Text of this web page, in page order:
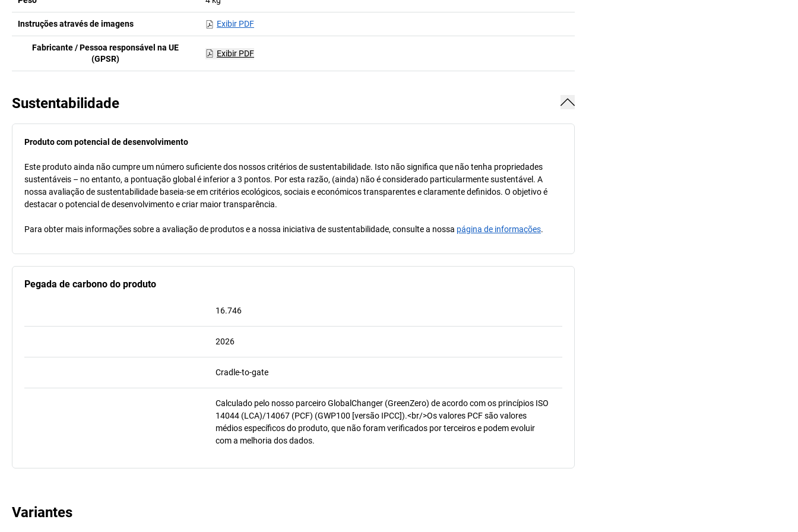
Instruções através de imagens Exibir PDF
Fabricante / Pessoa responsável na UE
(GPSR)
Exibir PDF
Sustentabilidade
Produto com potencial de desenvolvimento
Este produto ainda não cumpre um número suficiente dos nossos critérios de sustentabilidade. Isto não significa que não tenha propriedades
sustentáveis – no entanto, a pontuação global é inferior a 3 pontos. Por esta razão, (ainda) não é considerado particularmente sustentável. A
nossa avaliação de sustentabilidade baseia-se em critérios ecológicos, sociais e económicos transparentes e claramente definidos. O objetivo é
destacar o potencial de desenvolvimento e criar maior transparência.
Para obter mais informações sobre a avaliação de produtos e a nossa iniciativa de sustentabilidade, consulte a nossa página de informações.
Pegada de carbono do produto
16.746
2026
Cradle-to-gate
Calculado pelo nosso parceiro GlobalChanger (GreenZero) de acordo com os princípios ISO
14044 (LCA)/14067 (PCF) (GWP100 [versão IPCC]).<br/>Os valores PCF são valores
médios específicos do produto, que não foram verificados por terceiros e podem evoluir
com a melhoria dos dados.
Variantes